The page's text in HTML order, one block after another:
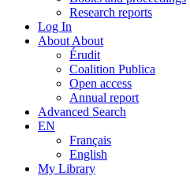
Research reports
Log In
About About
Érudit
Coalition Publica
Open access
Annual report
Advanced Search
EN
Français
English
My Library